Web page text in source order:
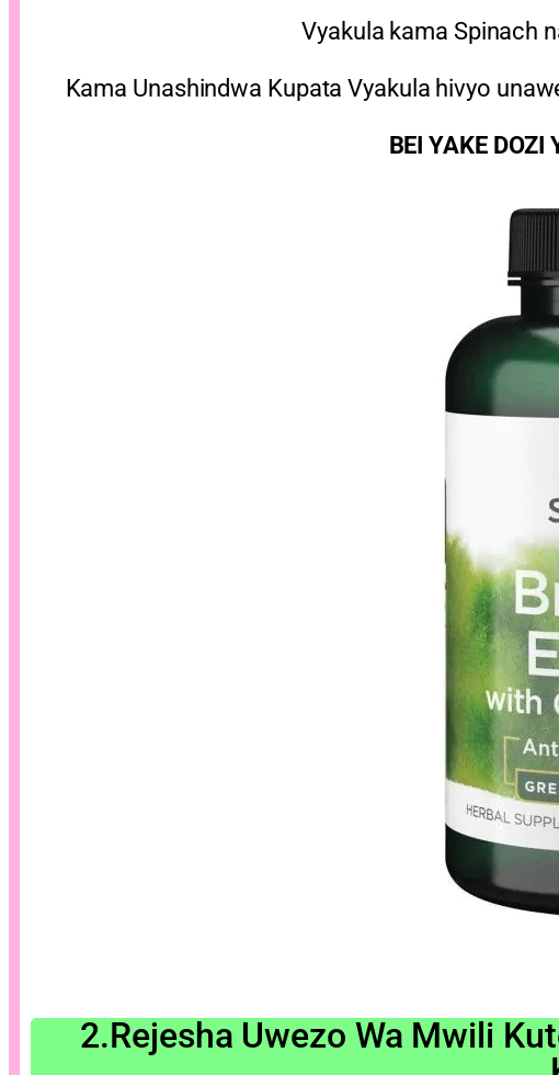
Vyakula kama Spinach
Kama Unashindwa Kupata Vyakula hivyo
BEI YAKE
2.Rejesha Uwezo Wa Mwili